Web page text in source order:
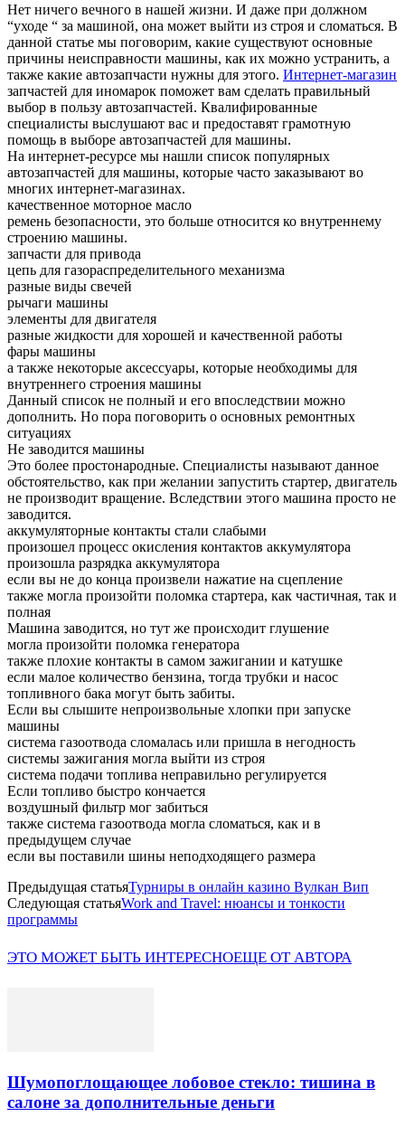
Нет ничего вечного в нашей жизни. И даже при должном
“уходе “ за машиной, она может выйти из строя и сломаться. В
данной статье мы поговорим, какие существуют основные
причины неисправности машины, как их можно устранить, а
также какие автозапчасти нужны для этого. Интернет-магазин
запчастей для иномарок поможет вам сделать правильный
выбор в пользу автозапчастей. Квалифированные
специалисты выслушают вас и предоставят грамотную
помощь в выборе автозапчастей для машины.
На интернет-ресурсе мы нашли список популярных
автозапчастей для машины, которые часто заказывают во
многих интернет-магазинах.
качественное моторное масло
ремень безопасности, это больше относится ко внутреннему
строению машины.
запчасти для привода
цепь для газораспределительного механизма
разные виды свечей
рычаги машины
элементы для двигателя
разные жидкости для хорошей и качественной работы
фары машины
а также некоторые аксессуары, которые необходимы для
внутреннего строения машины
Данный список не полный и его впоследствии можно
дополнить. Но пора поговорить о основных ремонтных
ситуациях
Не заводится машины
Это более простонародные. Специалисты называют данное
обстоятельство, как при желании запустить стартер, двигатель
не производит вращение. Вследствии этого машина просто не
заводится.
аккумуляторные контакты стали слабыми
произошел процесс окисления контактов аккумулятора
произошла разрядка аккумулятора
если вы не до конца произвели нажатие на сцепление
также могла произойти поломка стартера, как частичная, так и
полная
Машина заводится, но тут же происходит глушение
могла произойти поломка генератора
также плохие контакты в самом зажигании и катушке
если малое количество бензина, тогда трубки и насос
топливного бака могут быть забиты.
Если вы слышите непроизвольные хлопки при запуске
машины
система газоотвода сломалась или пришла в негодность
системы зажигания могла выйти из строя
система подачи топлива неправильно регулируется
Если топливо быстро кончается
воздушный фильтр мог забиться
также система газоотвода могла сломаться, как и в
предыдущем случае
если вы поставили шины неподходящего размера
Предыдущая статьяТурниры в онлайн казино Вулкан Вип
Следующая статьяWork and Travel: нюансы и тонкости
программы
ЭТО МОЖЕТ БЫТЬ ИНТЕРЕСНОЕЩЕ ОТ АВТОРА
Шумопоглощающее лобовое стекло: тишина в
салоне за дополнительные деньги